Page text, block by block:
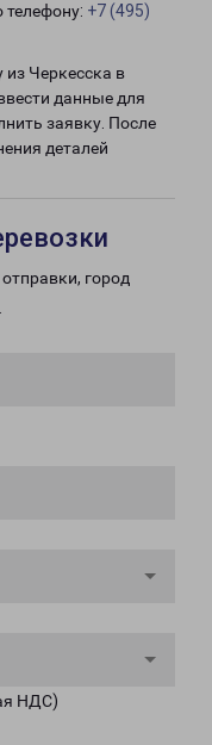
+7 (495)
из Черкесска в
данные для
заявку. После
деталей
город
НДС)